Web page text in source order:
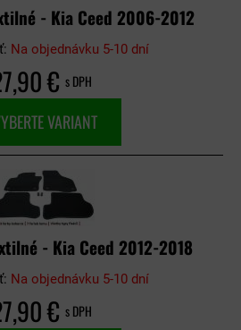
- Kia Ceed 2006-2012
Na objednávku 5-10 dní
€ s DPH
VARIANT
- Kia Ceed 2012-2018
Na objednávku 5-10 dní
€ s DPH